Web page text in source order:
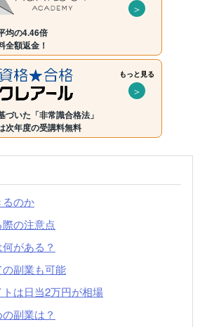
＞
均の4.46倍
全額返金！
もっと見る
＞
づいた「非常識合格法」
次年度の受講料無料
のか
の注意点
がある？
副業も可能
は日当2万円が相場
副業は？